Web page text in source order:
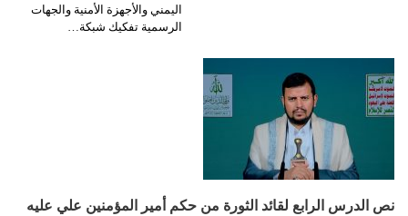
اليمني والأجهزة الأمنية والجهات
الرسمية تفكيك شبكة…
نص الدرس الرابع لقائد الثورة من حكم أمير المؤمنين علي عليه